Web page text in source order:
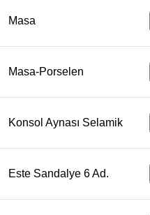
Masa
Masa-Porselen
Konsol Aynası Selamik
Este Sandalye 6 Ad.